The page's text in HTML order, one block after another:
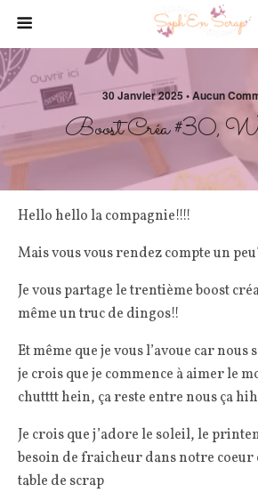
30 Janvier 2025 • Aucun
Boost Créa #30,
Hello hello la compagnie!!!!
Mais vous vous rendez compte un
Je vous partage le trentième boost
même un truc de dingos!!
Et même que je vous l’avoue car nous
je crois que je commence à aimer le
chutttt hein, ça reste entre nous ça
Je crois que j’adore le soleil, le
besoin de fraicheur dans notre coeur
table de scrap